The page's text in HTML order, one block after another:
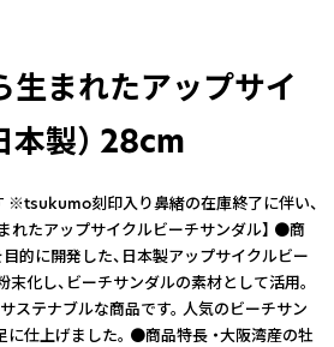
生まれたアップサイ
本製） 28cm
※tsukumo刻印入り鼻緒の在庫終了に伴い、
れたアップサイクルビーチサンダル】 ●商
的に開発した、日本製アップサイクルビー
化し、ビーチサンダルの素材として活用。
テナブルな商品です。 人気のビーチサン
仕上げました。 ●商品特長 ・大阪湾産の牡